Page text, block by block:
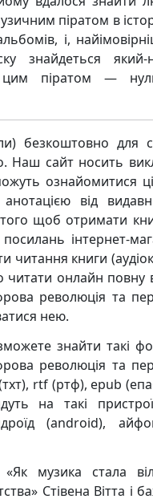
піратом в
і,
знайдеться який-
цим піратом —
безкоштовно для
Наш сайт носить
ознайомитися
від
щоб отримати
інтернет-
читання книги
онлайн повну
революція та
нею.
знайти такі
революція та
rtf (ртф), epub
на такі
(android),
музика стала
Стівена Вітта і